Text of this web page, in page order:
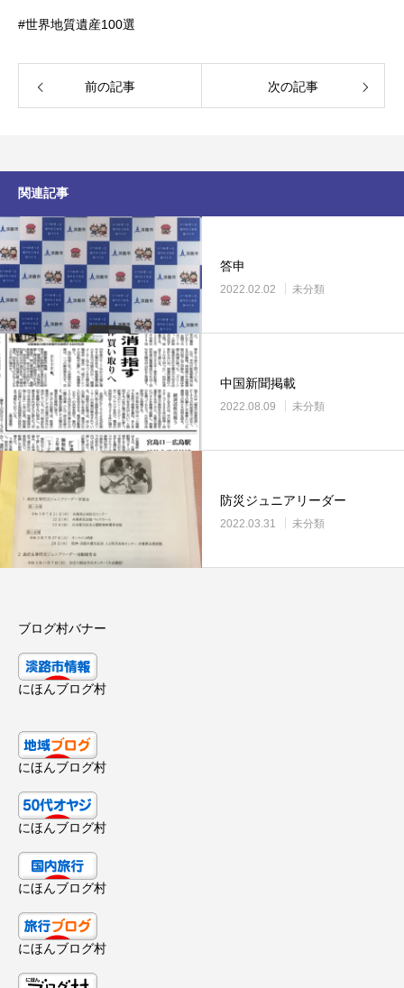
#世界地質遺産100選
前の記事 次の記事
関連記事
答申
2022.02.02 未分類
中国新聞掲載
2022.08.09 未分類
防災ジュニアリーダー
2022.03.31 未分類
ブログ村バナー
にほんブログ村
にほんブログ村
にほんブログ村
にほんブログ村
にほんブログ村